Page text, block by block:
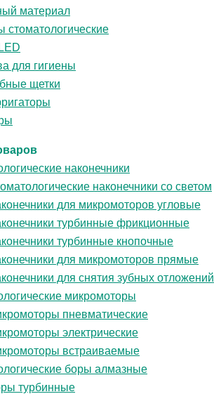
материал
стоматологические
для гигиены
щетки
наконечники
наконечники со светом
для микромоторов угловые
турбинные фрикционные
турбинные кнопочные
для микромоторов прямые
для снятия зубных отложений
микромоторы
пневматические
электрические
встраиваемые
боры алмазные
турбинные